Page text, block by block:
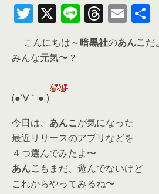
T
w
itt
er
X Li
n
e
T
h
re
E
m
ai
こんにちは～暗黒社のあんこだ
みんな元気〜？
(●´∀｀● )
今日は、 あんこが気になった
最近リリースのアプリなどを
４つ選んでみたよ〜
あんこ もまだ、遊んでないけど
これからやってみるね〜